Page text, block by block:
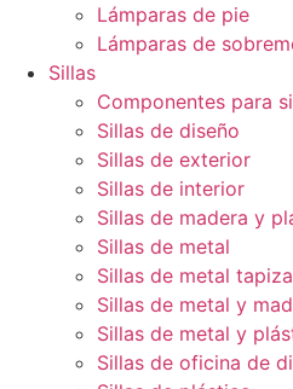
Lámparas de pie
Lámparas de
Sillas
Componentes para
Sillas de diseño
Sillas de exterior
Sillas de interior
Sillas de madera y
Sillas de metal
Sillas de metal
Sillas de metal y
Sillas de metal y
Sillas de oficina de